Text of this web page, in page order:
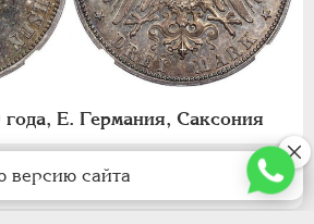
Е. Германия, Саксония
о новых аукционах
версию сайта